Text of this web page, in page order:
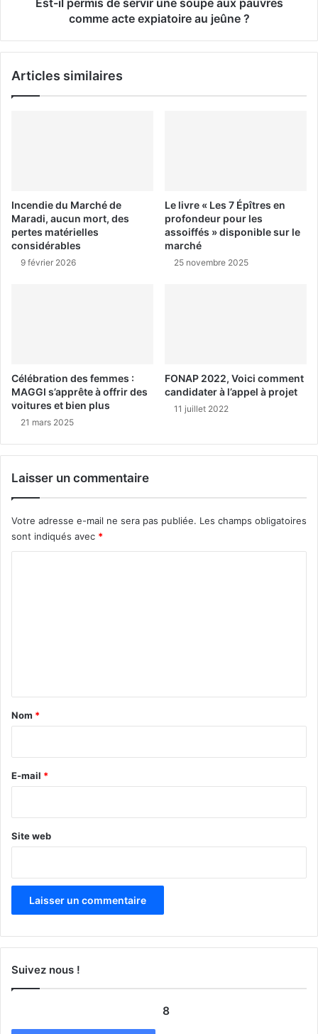
comme acte expiatoire au jeûne ?
Articles similaires
Incendie du Marché de
Maradi, aucun mort, des
pertes matérielles
considérables
9 février 2026
Le livre « Les 7 Épîtres en
profondeur pour les
assoiffés » disponible sur le
marché
25 novembre 2025
Célébration des femmes :
MAGGI s’apprête à offrir des
voitures et bien plus
21 mars 2025
FONAP 2022, Voici comment
candidater à l’appel à projet
11 juillet 2022
Laisser un commentaire
Votre adresse e-mail ne sera pas publiée. Les champs obligatoires
sont indiqués avec *
a
e
Nom *
E-mail *
Site web
Suivez nous !
8